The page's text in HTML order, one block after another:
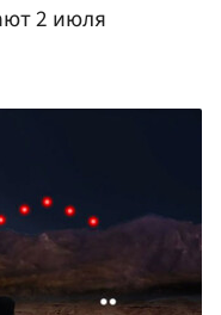
2 июля